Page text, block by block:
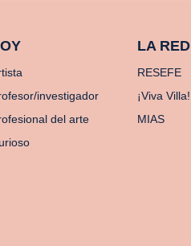
investigador
del arte
LA RED
RESEFE
¡Viva Villa!
MIAS